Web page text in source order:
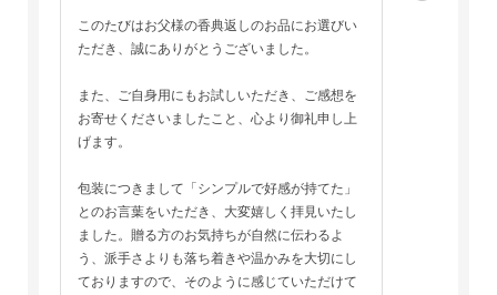
このたびはお父様の香典返しのお品にお選びい
ただき、誠にありがとうございました。
また、ご自身用にもお試しいただき、ご感想を
お寄せくださいましたこと、心より御礼申し上
げます。
包装につきまして「シンプルで好感が持てた」
とのお言葉をいただき、大変嬉しく拝見いたし
ました。贈る方のお気持ちが自然に伝わるよ
う、派手さよりも落ち着きや温かみを大切にし
ておりますので、そのように感じていただけて